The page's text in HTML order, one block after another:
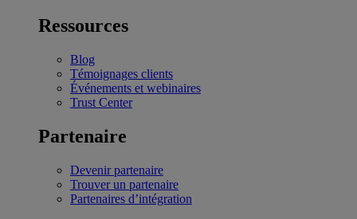
Ressources
Blog
Témoignages clients
Événements et webinaires
Trust Center
Partenaire
Devenir partenaire
Trouver un partenaire
Partenaires d’intégration